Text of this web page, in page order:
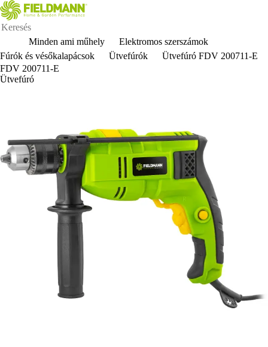
Minden ami műhely
Elektromos szerszámok
Fúrók és vésőkalapácsok
Ütvefúrók
Ütvefúró FDV 200711-E
FDV 200711-E
Ütvefúró